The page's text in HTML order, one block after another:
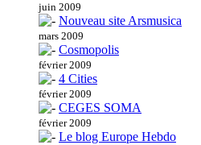
juin 2009
Nouveau site Arsmusica
mars 2009
Cosmopolis
février 2009
4 Cities
février 2009
CEGES SOMA
février 2009
Le blog Europe Hebdo